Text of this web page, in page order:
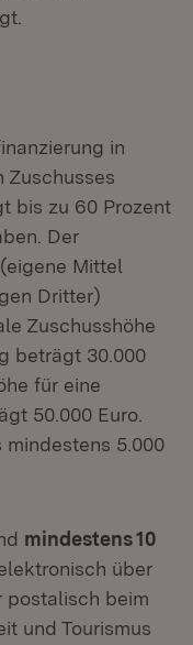
in
Zuschusses
bis zu 60 Prozent
Der
Mittel
Dritter)
Zuschusshöhe
beträgt 30.000
für eine
50.000 Euro.
5.000
mindestens 10
über
postalisch beim
und Tourismus